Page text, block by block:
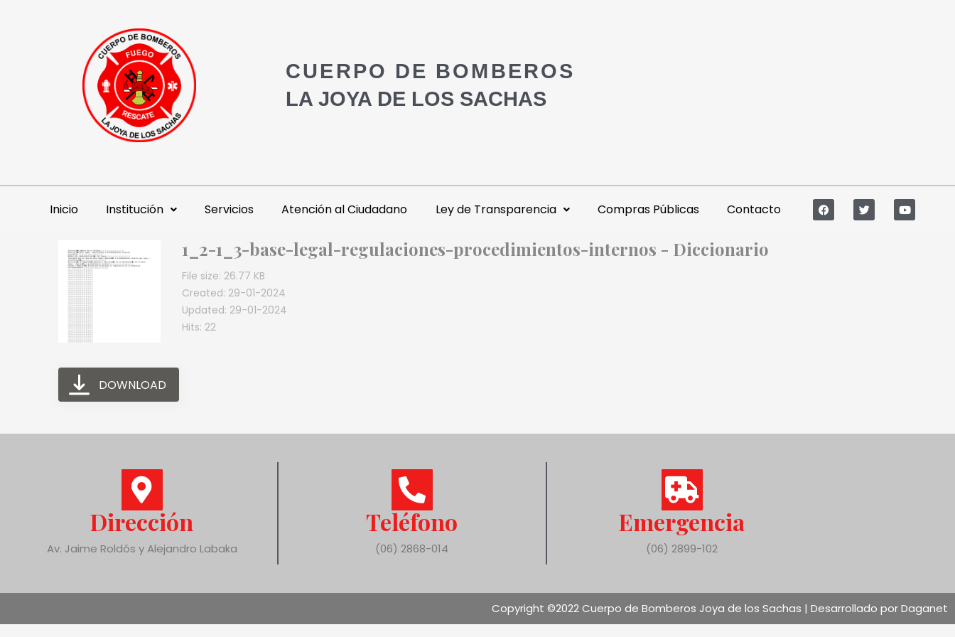
CUERPO DE BOMBEROS
LA JOYA DE LOS SACHAS
Inicio Institución Servicios Atención al Ciudadano Ley de Transparencia Compras Públicas Contacto
1_2-1_3-base-legal-regulaciones-procedimientos-internos - Diccionario
File size: 26.77 KB
Created: 29-01-2024
Updated: 29-01-2024
Hits: 22
DOWNLOAD
Dirección
Av. Jaime Roldós y Alejandro Labaka
Teléfono
(06) 2868-014
Emergencia
(06) 2899-102
Copyright ©2022 Cuerpo de Bomberos Joya de los Sachas | Desarrollado por Daganet